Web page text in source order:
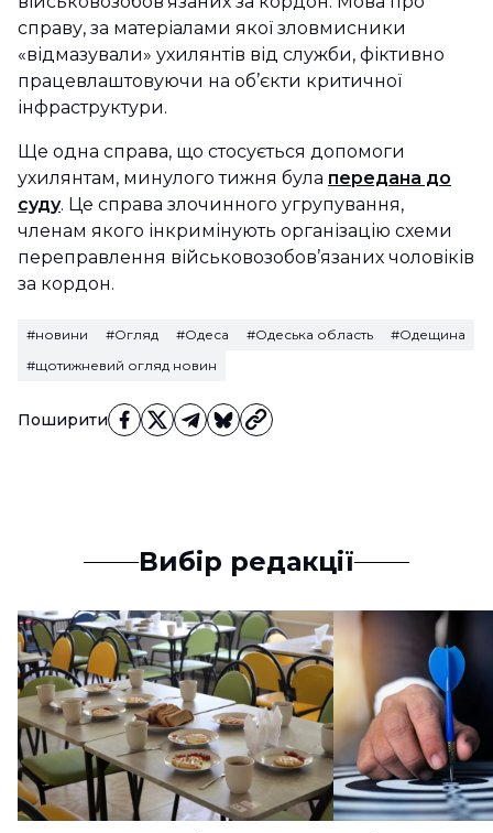
Поширити
справу, за матеріалами якої зловмисники
«відмазували» ухилянтів від служби, фіктивно
працевлаштовуючи на об’єкти критичної
інфраструктури.
Ще одна справа, що стосується допомоги
ухилянтам, минулого тижня була передана до
суду. Це справа злочинного угрупування,
членам якого інкримінують організацію схеми
переправлення військовозобов’язаних чоловіків
за кордон.
#новини #Огляд #Одеса #Одеська область
#Одещина
#щотижневий огляд новин
Вибір редакції